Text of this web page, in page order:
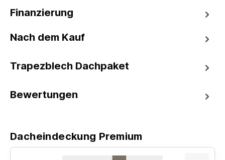
Finanzierung
Nach dem Kauf
Trapezblech Dachpaket
Bewertungen
Dacheindeckung Premium